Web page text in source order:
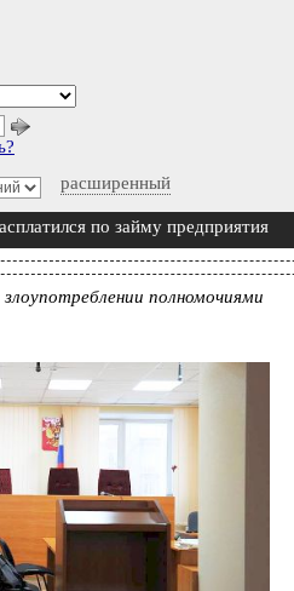
расширенный
по займу предприятия
полномочиями